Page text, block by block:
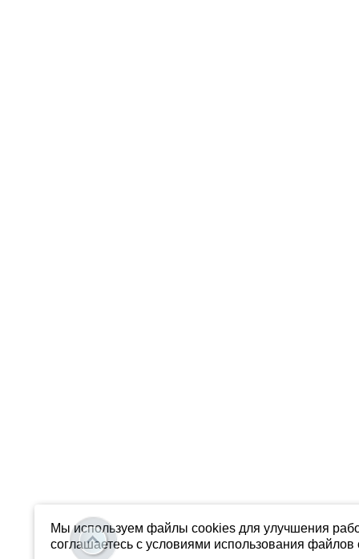
Мы используем файлы cookies для улучшения
соглашаетесь с условиями использования файлов